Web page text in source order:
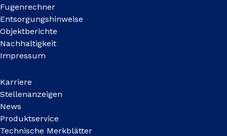
Fugenrechner
Entsorgungshinweise
Objektberichte
Nachhaltigkeit
Impressum
Karriere
Stellenanzeigen
News
Produktservice
Technische Merkblätter